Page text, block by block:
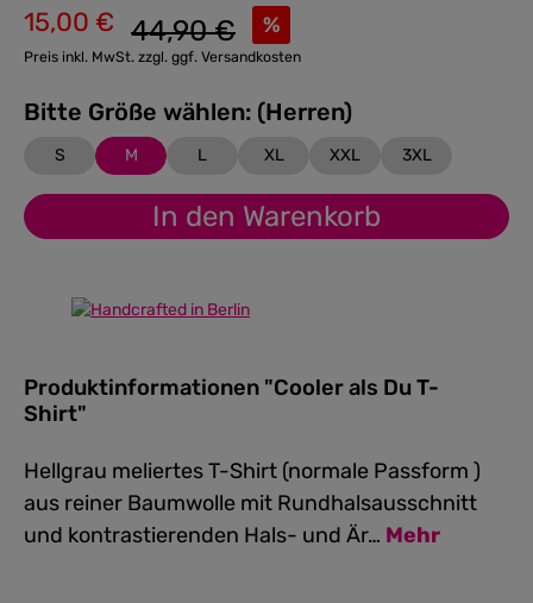
Verkaufspreis:
15,00 € %
Regulärer Preis:
44,90 €
Preis inkl. MwSt. zzgl. ggf. Versandkosten
Bitte Größe wählen: (Herren)
S M L XL XXL 3XL
In den Warenkorb
Produktinformationen "Cooler als Du T-
Shirt"
Hellgrau meliertes T-Shirt (normale Passform )
aus reiner Baumwolle mit Rundhalsausschnitt
und kontrastierenden Hals- und Är… Mehr